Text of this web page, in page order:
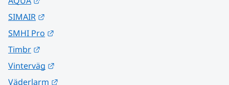
SIMAIR
SMHI Pro
Timbr
Vinterväg
Väderlarm